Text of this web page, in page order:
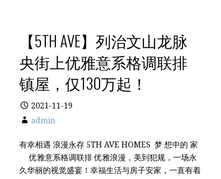
【5TH AVE】列治文山龙脉
央街上优雅意系格调联排
镇屋，仅130万起！
2021-11-19
admin
有幸相遇 浪漫永存 5TH AVE HOMES 梦 想中的 家
优雅意系格调联排 优雅浪漫，美到犯规，一场永
久华丽的视觉盛宴！幸福生活与房子安家，一直有着